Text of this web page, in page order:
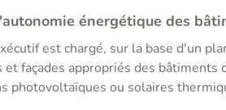
énergétique des
est chargé, sur la base d'un
façades appropriés des bâtiments
photovoltaïques ou solaires